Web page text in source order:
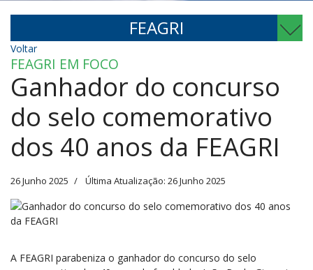
FEAGRI
Voltar
FEAGRI EM FOCO
Ganhador do concurso
do selo comemorativo
dos 40 anos da FEAGRI
26 Junho 2025 Última Atualização: 26 Junho 2025
A FEAGRI parabeniza o ganhador do concurso do selo